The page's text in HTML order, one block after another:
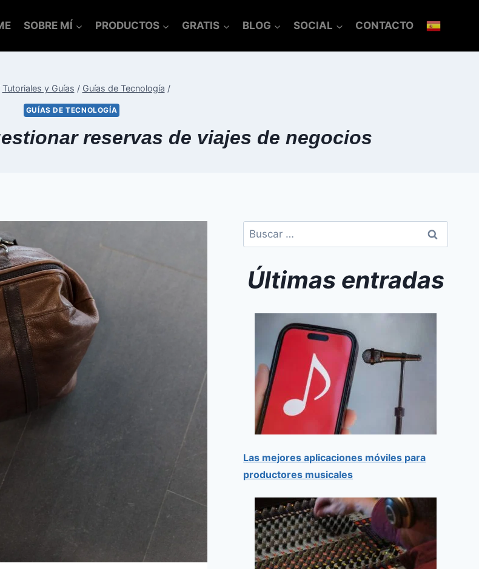
SOBRE MÍ PRODUCTOS GRATIS BLOG SOCIAL CONTACTO
Tutoriales y Guías / Guías de Tecnología /
GUÍAS DE TECNOLOGÍA
reservas de viajes de negocios
Últimas entradas
Las mejores aplicaciones móviles para
productores musicales